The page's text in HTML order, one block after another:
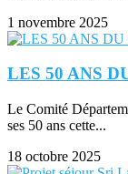
1 novembre 2025
LES 50 ANS
Le Comité
ses 50 ans cette...
18 octobre 2025